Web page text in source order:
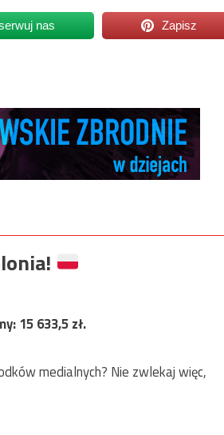
nas Zapisz
15 633,5zł.
medialnych? Nie zwlekaj więc,